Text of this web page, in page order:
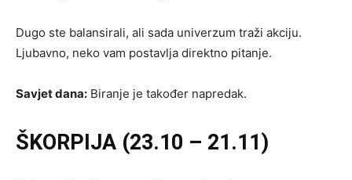
Dugo ste balansirali, ali sada univerzum traži akciju.
Ljubavno, neko vam postavlja direktno pitanje.
Savjet dana: Biranje je također napredak.
ŠKORPIJA (23.10 – 21.11)